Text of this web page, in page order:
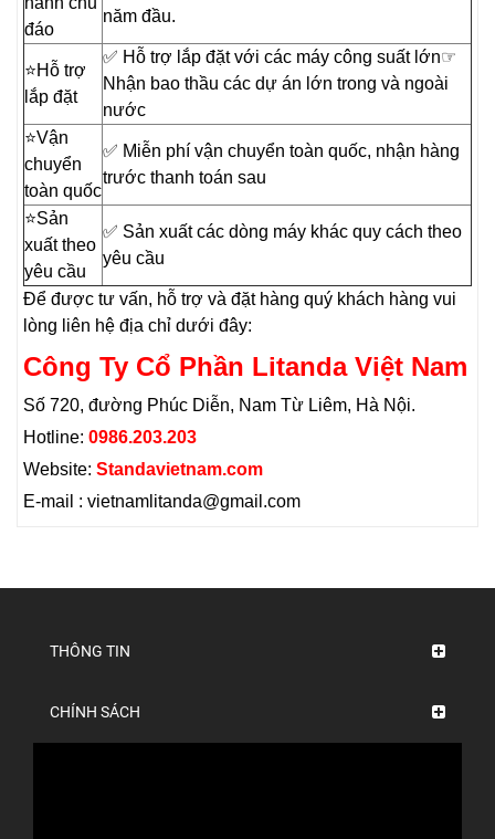
đáo
năm đầu.
⭐️Hỗ trợ
lắp đặt
✅ Hỗ trợ lắp đặt với các máy công suất lớn☞
Nhận bao thầu các dự án lớn trong và ngoài
nước
⭐️Vận
chuyển
toàn quốc
✅ Miễn phí vận chuyển toàn quốc, nhận hàng
trước thanh toán sau
⭐️Sản
xuất theo
yêu cầu
✅ Sản xuất các dòng máy khác quy cách theo
yêu cầu
Để được tư vấn, hỗ trợ và đặt hàng quý khách hàng vui
lòng liên hệ địa chỉ dưới đây:
Công Ty Cổ Phần Litanda Việt Nam
Số 720, đường Phúc Diễn, Nam Từ Liêm, Hà Nội.
Hotline: 0986.203.203
Website: Standavietnam.com
E-mail : vietnamlitanda@gmail.com
THÔNG TIN
CHÍNH SÁCH